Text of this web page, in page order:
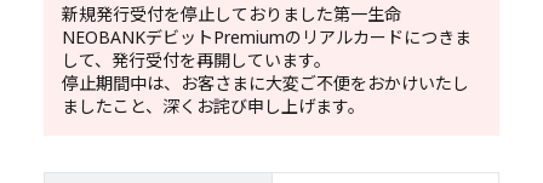
新規発行受付を停止しておりました第一生命
NEOBANKデビットPremiumのリアルカードにつきま
して、発行受付を再開しています。
停止期間中は、お客さまに大変ご不便をおかけいたし
ましたこと、深くお詫び申し上げます。